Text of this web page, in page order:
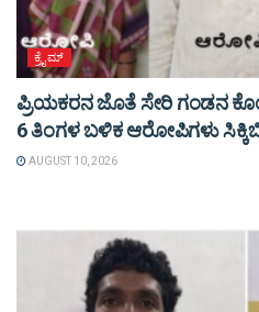
ಕ್ರೈಮ್
ಪ್ರಿಯಕರನ ಜೊತೆ ಸೇರಿ ಗಂಡನ
6 ತಿಂಗಳ ಬಳಿಕ ಆರೋಪಿಗಳು
AUGUST 10, 2026